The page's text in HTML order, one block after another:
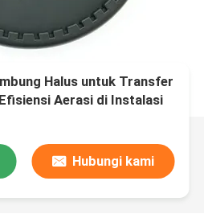
Halus untuk Transfer
Aerasi di Instalasi
Hubungi kami